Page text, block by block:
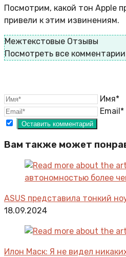
Посмотрим, какой тон Apple
привели к этим извинениям.
Межтекстовые Отзывы
Посмотреть все комментарии
Имя*
Email*
Вам также может
ASUS представила тонкий
18.09.2024
Илон Маск: Я не видел